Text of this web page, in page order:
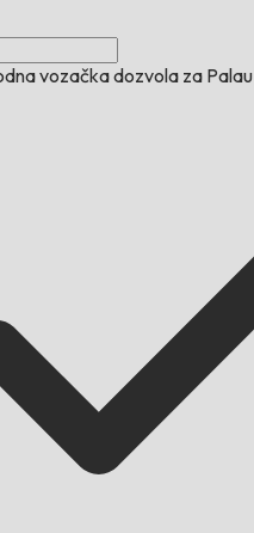
vozačka dozvola za Palau